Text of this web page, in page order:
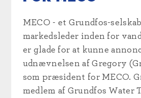
MECO - et Grundfos-
markedsleder inden for
er glade for at kunne
udnævnelsen af Gregory
som præsident for MECO.
medlem af Grundfos Water